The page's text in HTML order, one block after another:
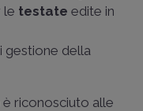
le testate edite in
gestione della
riconosciuto alle